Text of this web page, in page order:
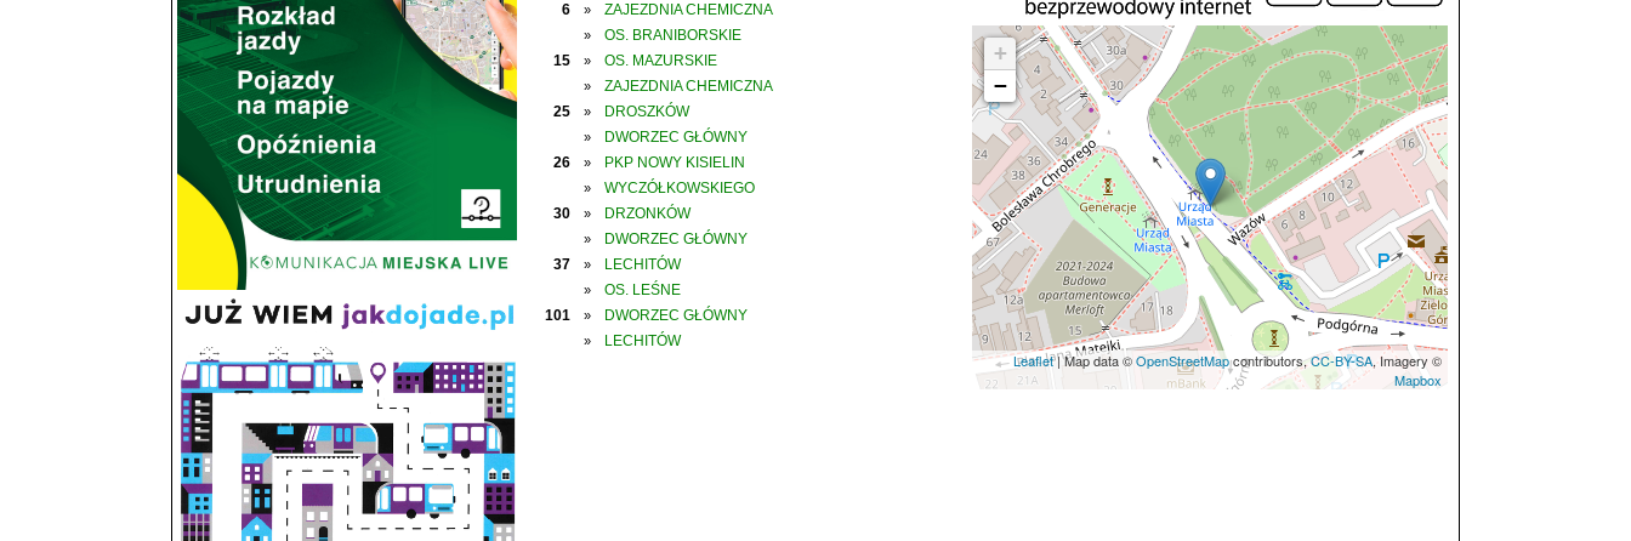
6
» ZAJEZDNIA CHEMICZNA
»
OS. BRANIBORSKIE
15
» OS. MAZURSKIE
»
ZAJEZDNIA CHEMICZNA
25
» DROSZKÓW
»
DWORZEC GŁÓWNY
26
» PKP NOWY KISIELIN
»
WYCZÓŁKOWSKIEGO
30
» DRZONKÓW
»
DWORZEC GŁÓWNY
37
» LECHITÓW
»
OS. LEŚNE
101
» DWORZEC GŁÓWNY
» LECHITÓW
+
−
Leaflet| Map data ©OpenStreetMapcontributors,CC-BY-SA, Imagery ©
Mapbox